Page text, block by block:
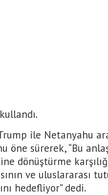
ile Netanyahu
öne sürerek, “Bu
dönüştürme
ve uluslararası
hedefliyor” dedi.